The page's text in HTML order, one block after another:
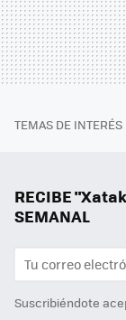
TEMAS DE INTERÉS
RECIBE
SEMANAL
Suscribiéndote